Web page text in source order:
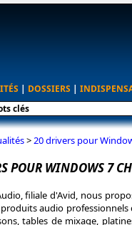
| DOSSIERS |
> 20 drivers pour
POUR WINDOWS 7
filiale d'Avid, nous
audio
tables de mixage,